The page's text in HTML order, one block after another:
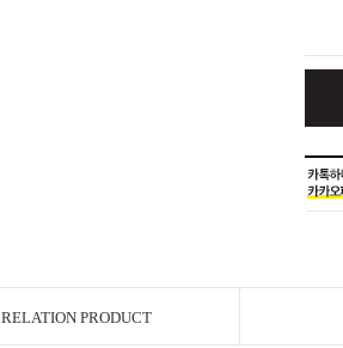
RELATION PRODUCT